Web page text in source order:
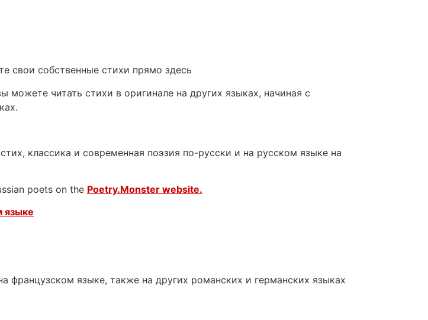
свои собственные стихи прямо здесь
читать стихи в оригинале на других языках, начиная с
классика и современная поэзия по-русски и на русском языке на
poets on the Poetry.Monster website.
языке
французском языке, также на других романских и германских языках